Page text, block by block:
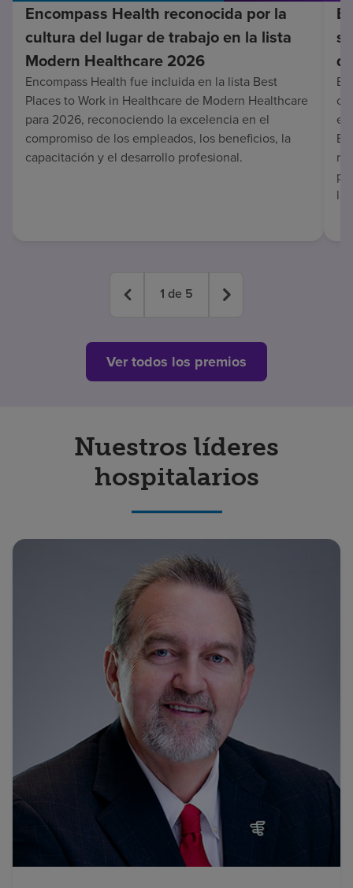
Encompass Health reconocida por la
cultura del lugar de trabajo en la lista
Modern Healthcare 2026
Encompass Health fue incluida en la lista Best
Places to Work in Healthcare de Modern Healthcare
para 2026, reconociendo la excelencia en el
compromiso de los empleados, los beneficios, la
capacitación y el desarrollo profesional.
1 de 5
Ver todos los premios
Nuestros líderes
hospitalarios